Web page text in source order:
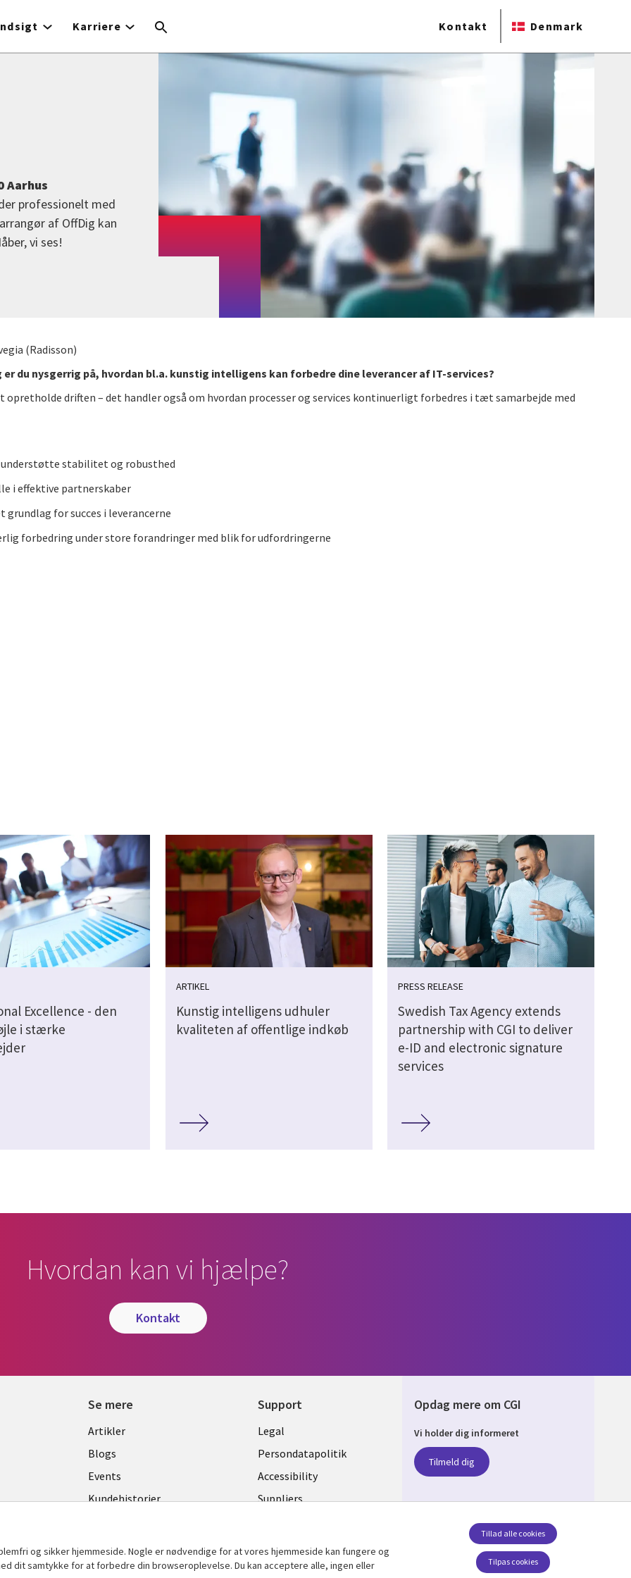
Karriere Kontakt Denmark
Aarhus
professionelt med
af OffDig kan
vi ses!
(Radisson)
du nysgerrig på, hvordan bl.a. kunstig intelligens kan forbedre dine leverancer af IT-services?
driften – det handler også om hvordan processer og services kontinuerligt forbedres i tæt samarbejde med
understøtte stabilitet og robusthed
i effektive partnerskaber
grundlag for succes i leverancerne
forbedring under store forandringer med blik for udfordringerne
on Print
Excellence - den
i stærke
ARTIKEL
Kunstig intelligens udhuler
kvaliteten af offentlige indkøb
PRESS RELEASE
Swedish Tax Agency extends
partnership with CGI to deliver
e-ID and electronic signature
services
Hvordan kan vi hjælpe?
kontakt
Se mere
Library
Links
DENMARK
Artikler
Blogs
Events
Kundehistorier
Se flere
Support
Legal
DENMARK
Legal
Persondatapolitik
Accessibility
Suppliers
Opdag mere om CGI
Vi holder dig informeret
Tilmeld dig
og sikker hjemmeside. Nogle er nødvendige for at vores hjemmeside kan fungere og
dit samtykke for at forbedre din browseroplevelse. Du kan acceptere alle, ingen eller
Tilpas cookies
Tillad alle cookies